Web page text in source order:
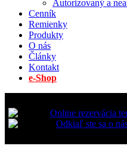
Autorizovaný a
Cenník
Remienky
Produkty
O nás
Články
Kontakt
e-Shop